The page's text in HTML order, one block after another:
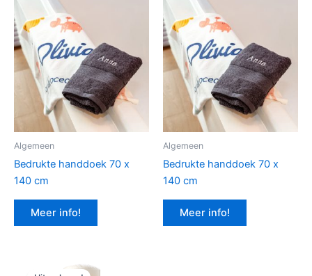
Algemeen
Bedrukte handdoek 70 x
140 cm
Meer info!
Algemeen
Bedrukte handdoek 70 x
140 cm
Meer info!